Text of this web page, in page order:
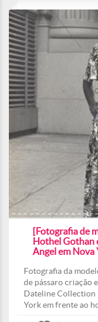
[Fotografia de
Hothel Gothan
Angel em Nova
Fotografia da
de pássaro criação
Dateline Collection
York em frente ao